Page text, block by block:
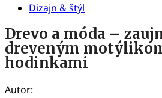
Dizajn & štýl
Drevo a móda –
dreveným
hodinkami
Autor: